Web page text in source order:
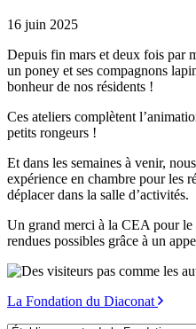
16 juin 2025
Depuis fin mars et deux fois par
un poney et ses compagnons
bonheur de nos résidents !
Ces ateliers complètent
petits rongeurs !
Et dans les semaines à venir,
expérience en chambre pour les
déplacer dans la salle d’activités.
Un grand merci à la CEA pour le
rendues possibles grâce à un
La Fondation du Diaconat